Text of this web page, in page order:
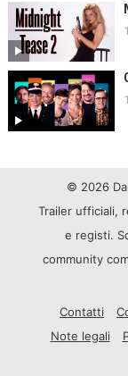
© 2026
Trailer ufficiali,
e registi.
community
Contatti
Note legali